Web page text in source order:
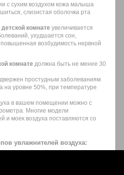
с сухим воздухом кожа малыша
слизистая оболочка рта
детской комнате увеличивается
ухудшается сон,
возбудимость нервной
комнате должна быть не менее 30
простудным заболеваниям
на уровне 50%, при температуре
в вашем помещении можно с
Многие модели
и моек воздуха поставляются со
увлажнителей воздуха: